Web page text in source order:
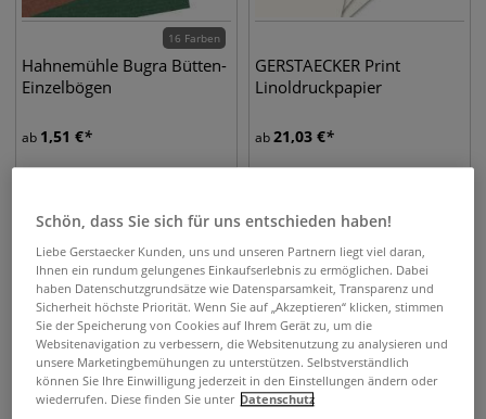
16 Farben
Hahnemühle Bugra Bütten-
Einzelbögen
ab 1,51 €
GERSTAECKER Print
Linoldruckpapier
ab21,03 €
Schön, dass Sie sich für uns entschieden haben!
Liebe Gerstaecker Kunden, uns und unseren Partnern liegt viel daran,
Ihnen ein rundum gelungenes Einkaufserlebnis zu ermöglichen. Dabei
haben Datenschutzgrundsätze wie Datensparsamkeit, Transparenz und
Sicherheit höchste Priorität. Wenn Sie auf „Akzeptieren“ klicken, stimmen
Sie der Speicherung von Cookies auf Ihrem Gerät zu, um die
Websitenavigation zu verbessern, die Websitenutzung zu analysieren und
unsere Marketingbemühungen zu unterstützen. Selbstverständlich
können Sie Ihre Einwilligung jederzeit in den Einstellungen ändern oder
wiederrufen. Diese finden Sie unter Datenschutz